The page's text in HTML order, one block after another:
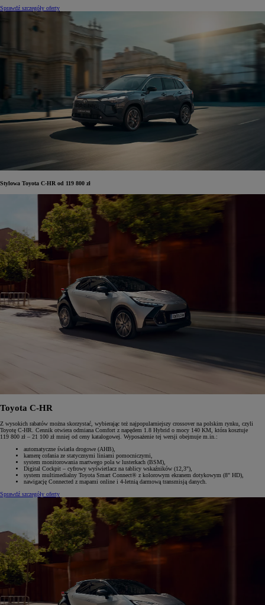
Sprawdź szczegóły oferty
Stylowa Toyota C-HR od 119 800 zł
Toyota C-HR
Z wysokich rabatów można skorzystać, wybierając też najpopularniejszy crossover na polskim rynku, czyli
Toyotę C-HR. Cennik otwiera odmiana Comfort z napędem 1.8 Hybrid o mocy 140 KM, która kosztuje
119 800 zł – 21 100 zł mniej od ceny katalogowej. Wyposażenie tej wersji obejmuje m.in.:
automatyczne światła drogowe (AHB),
kamerę cofania ze statycznymi liniami pomocniczymi,
system monitorowania martwego pola w lusterkach (BSM),
Digital Cockpit – cyfrowy wyświetlacz na tablicy wskaźników (12,3"),
system multimedialny Toyota Smart Connect® z kolorowym ekranem dotykowym (8" HD),
nawigację Connected z mapami online i 4-letnią darmową transmisją danych.
Sprawdź szczegóły oferty